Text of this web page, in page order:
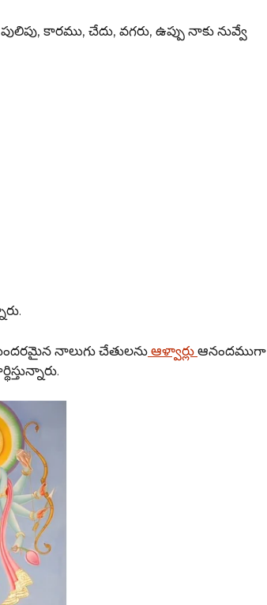
కారము, చేదు, వగరు, ఉప్పు నాకు నువ్వే
నాలుగు చేతులను ఆళ్వార్లు ఆనందముగా